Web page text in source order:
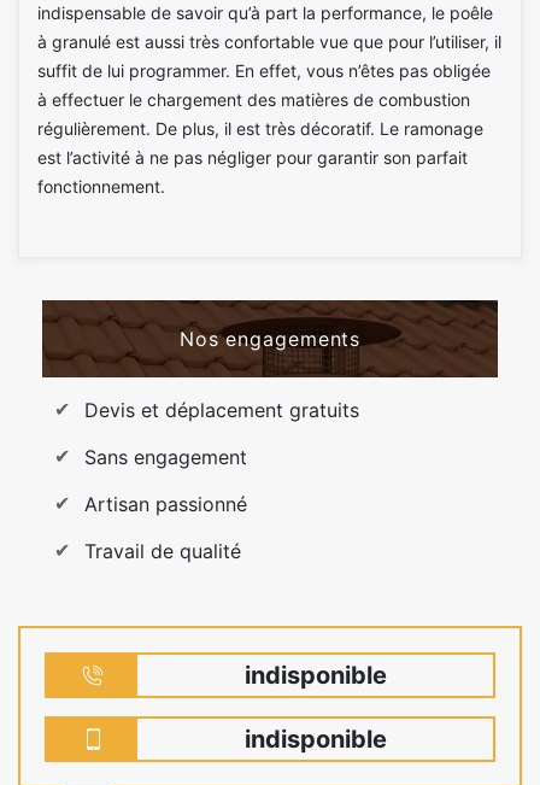
indispensable de savoir qu’à part la performance, le poêle
à granulé est aussi très confortable vue que pour l’utiliser, il
suffit de lui programmer. En effet, vous n’êtes pas obligée
à effectuer le chargement des matières de combustion
régulièrement. De plus, il est très décoratif. Le ramonage
est l’activité à ne pas négliger pour garantir son parfait
fonctionnement.
Nos engagements
Devis et déplacement gratuits
Sans engagement
Artisan passionné
Travail de qualité
indisponible
indisponible